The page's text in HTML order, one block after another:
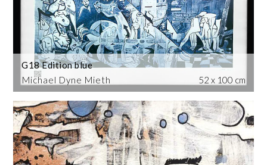
Michael Dyne Mieth
G18 Edition blue
52 x 100 cm